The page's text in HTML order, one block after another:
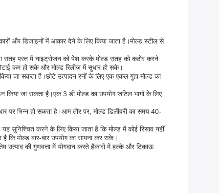
और डिजाइनों में आकार देने के लिए किया जाता है।मोल्ड स्टील से
सतह परत में नाइट्रोजन को पेश करके मोल्ड सतह को कठोर करने
कम हो सके और मोल्ड रिलीज़ में सुधार हो सके।
जा सकता है।छोटे उत्पादन रनों के लिए एक एकल गुहा मोल्ड का
किया जा सकता है।एक 3 डी मोल्ड का उपयोग जटिल भागों के लिए
पर भिन्न हो सकता है।आम तौर पर, मोल्ड डिलीवरी का समय 40-
यह सुनिश्चित करने के लिए किया जाता है कि मोल्ड में कोई रिसाव नहीं
कि मोल्ड बार-बार उपयोग का सामना कर सके।
उत्पाद की गुणवत्ता में योगदान करते हैंकारों में हल्के और टिकाऊ